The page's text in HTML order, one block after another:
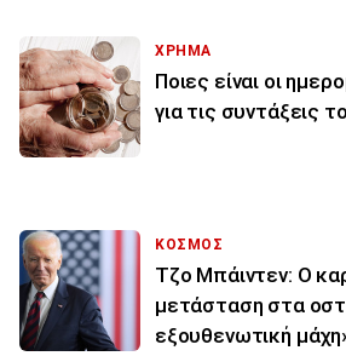
ΧΡΗΜΑ
Ποιες είναι οι
για τις συντάξεις
ΚΟΣΜΟΣ
Τζο Μπάιντεν: Ο
μετάσταση στα
εξουθενωτική